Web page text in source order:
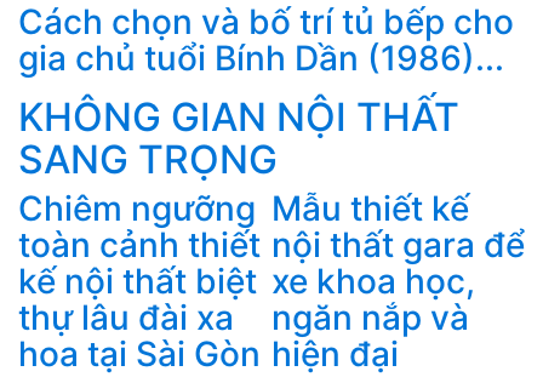
Cách chọn và bố trí tủ bếp cho
gia chủ tuổi Bính Dần (1986)...
KHÔNG GIAN NỘI THẤT
SANG TRỌNG
Chiêm ngưỡng
toàn cảnh thiết
kế nội thất biệt
thự lâu đài xa
hoa tại Sài Gòn
Mẫu thiết kế
nội thất gara để
xe khoa học,
ngăn nắp và
hiện đại